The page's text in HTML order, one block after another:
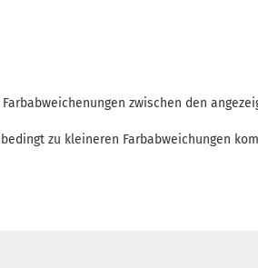
zwischen den
zu kleineren Farbabweichungen